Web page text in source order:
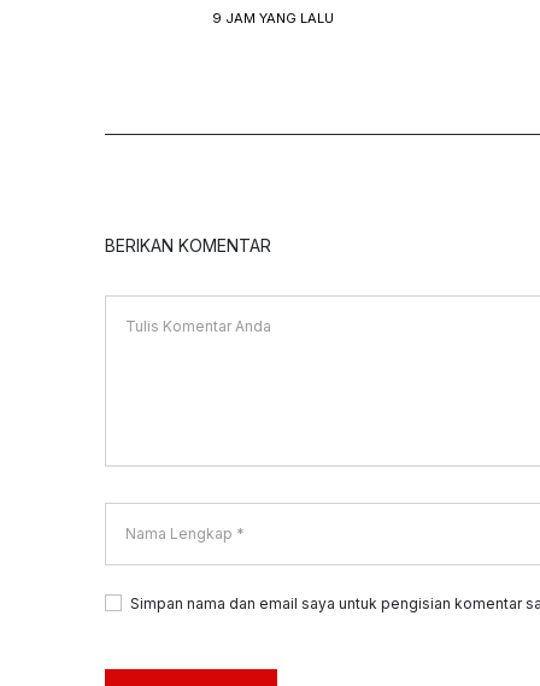
9 JAM YANG LALU
BERIKAN KOMENTAR
Simpan nama dan email saya untuk pengisian komentar